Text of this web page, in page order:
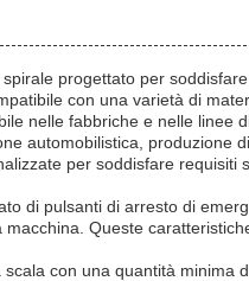
progettato per
con una varietà di
nelle fabbriche e nelle linee
automobilistica,
per soddisfare
di pulsanti di arresto di
Queste
con una quantità minima